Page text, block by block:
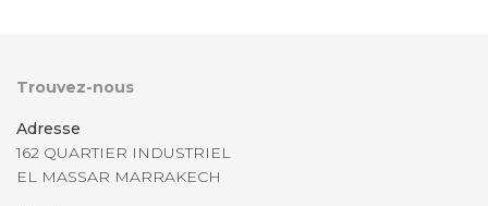
Trouvez-nous
Adresse
162 QUARTIER INDUSTRIEL
EL MASSAR MARRAKECH